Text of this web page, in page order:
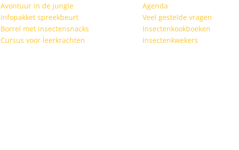
Avontuur in de jungle
Infopakket spreekbeurt
Borrel met insectensnacks
Cursus voor leerkrachten
Agenda
Veel gestelde vragen
Insectenkookboeken
Insectenkwekers